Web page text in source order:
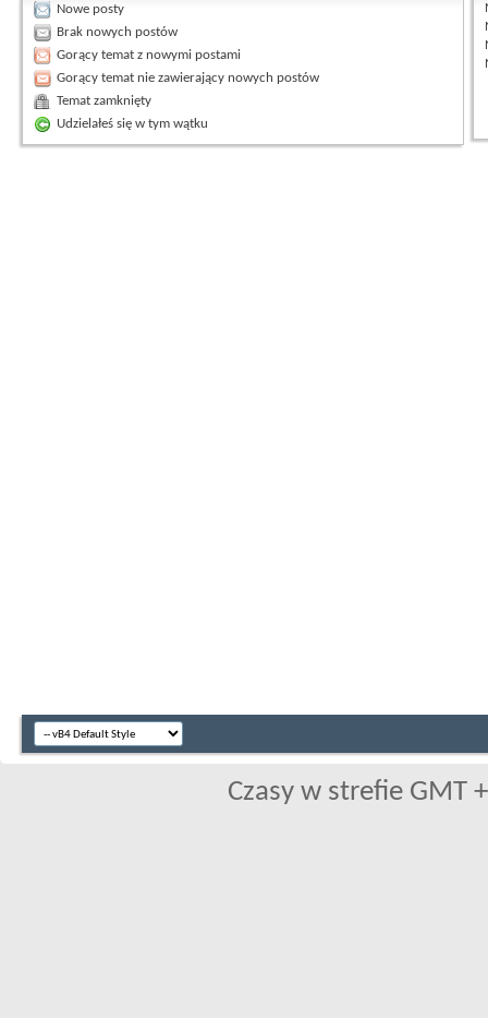
Nowe posty
Brak nowych postów
Gorący temat z nowymi postami
Gorący temat nie zawierający nowych postów
Temat zamknięty
Udzielałeś się w tym wątku
Czasy w strefie GMT